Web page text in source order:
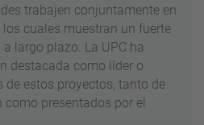
trabajen conjuntamente en
cuales muestran un fuerte
largo plazo. La UPC ha
destacada como líder o
estos proyectos, tanto de
presentados por el